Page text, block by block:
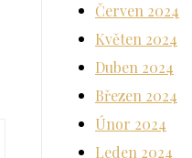
Červen 2024
Květen 2024
Duben 2024
Březen 2024
Únor 2024
Leden 2024